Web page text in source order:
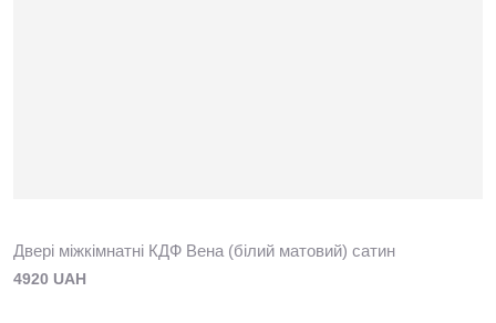
Двері міжкімнатні КДФ Вена (білий матовий) сатин
4920 UAH